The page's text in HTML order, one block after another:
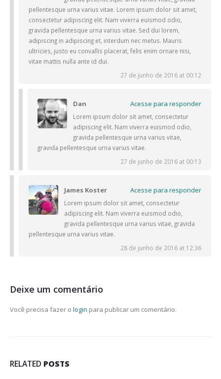
pellentesque urna varius vitae. Lorem ipsum dolor sit amet,
consectetur adipiscing elit. Nam viverra euismod odio,
gravida pellentesque urna varius vitae. Sed dui lorem,
adipiscing in adipiscing et, interdum nec metus. Mauris
ultricies, justo eu convallis placerat, felis enim ornare nisi,
vitae mattis nulla ante id dui.
27 de junho de 2016 at 00:12
Dan Acesse para responder
Lorem ipsum dolor sit amet, consectetur
adipiscing elit. Nam viverra euismod odio,
gravida pellentesque urna varius vitae,
gravida pellentesque urna varius vitae.
27 de junho de 2016 at 00:13
James Koster Acesse para responder
Lorem ipsum dolor sit amet, consectetur
adipiscing elit. Nam viverra euismod odio,
gravida pellentesque urna varius vitae, gravida
pellentesque urna varius vitae.
28 de junho de 2016 at 12:36
Deixe um comentário
Você precisa fazer o login para publicar um comentário.
RELATED POSTS